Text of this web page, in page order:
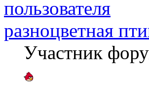
разноцветная
Участник